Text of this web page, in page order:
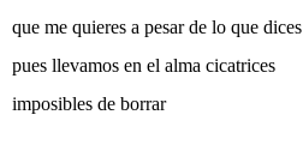
que me quieres a pesar de lo que dices
pues llevamos en el alma cicatrices
imposibles de borrar